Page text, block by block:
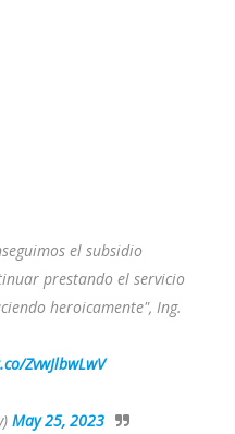
el subsidio
prestando el servicio
heroicamente", Ing.
ZvwJlbwLwV
May 25, 2023